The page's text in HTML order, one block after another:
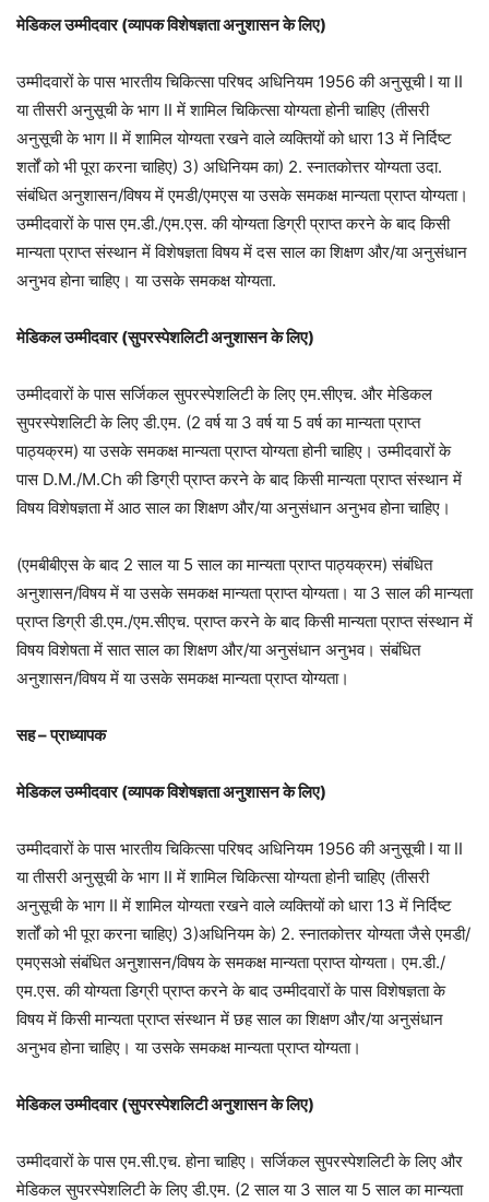
मेडिकल उम्मीदवार (व्यापक विशेषज्ञता अनुशासन के लिए)
उम्मीदवारों के पास भारतीय चिकित्सा परिषद अधिनियम 1956 की अनुसूची I या II
या तीसरी अनुसूची के भाग II में शामिल चिकित्सा योग्यता होनी चाहिए (तीसरी
अनुसूची के भाग II में शामिल योग्यता रखने वाले व्यक्तियों को धारा 13 में निर्दिष्ट
शर्तों को भी पूरा करना चाहिए) 3) अधिनियम का) 2. स्नातकोत्तर योग्यता उदा.
संबंधित अनुशासन/विषय में एमडी/एमएस या उसके समकक्ष मान्यता प्राप्त योग्यता।
उम्मीदवारों के पास एम.डी./एम.एस. की योग्यता डिग्री प्राप्त करने के बाद किसी
मान्यता प्राप्त संस्थान में विशेषज्ञता विषय में दस साल का शिक्षण और/या अनुसंधान
अनुभव होना चाहिए। या उसके समकक्ष योग्यता.
मेडिकल उम्मीदवार (सुपरस्पेशलिटी अनुशासन के लिए)
उम्मीदवारों के पास सर्जिकल सुपरस्पेशलिटी के लिए एम.सीएच. और मेडिकल
सुपरस्पेशलिटी के लिए डी.एम. (2 वर्ष या 3 वर्ष या 5 वर्ष का मान्यता प्राप्त
पाठ्यक्रम) या उसके समकक्ष मान्यता प्राप्त योग्यता होनी चाहिए। उम्मीदवारों के
पास D.M./M.Ch की डिग्री प्राप्त करने के बाद किसी मान्यता प्राप्त संस्थान में
विषय विशेषज्ञता में आठ साल का शिक्षण और/या अनुसंधान अनुभव होना चाहिए।
(एमबीबीएस के बाद 2 साल या 5 साल का मान्यता प्राप्त पाठ्यक्रम) संबंधित
अनुशासन/विषय में या उसके समकक्ष मान्यता प्राप्त योग्यता। या 3 साल की मान्यता
प्राप्त डिग्री डी.एम./एम.सीएच. प्राप्त करने के बाद किसी मान्यता प्राप्त संस्थान में
विषय विशेषता में सात साल का शिक्षण और/या अनुसंधान अनुभव। संबंधित
अनुशासन/विषय में या उसके समकक्ष मान्यता प्राप्त योग्यता।
सह – प्राध्यापक
मेडिकल उम्मीदवार (व्यापक विशेषज्ञता अनुशासन के लिए)
उम्मीदवारों के पास भारतीय चिकित्सा परिषद अधिनियम 1956 की अनुसूची I या II
या तीसरी अनुसूची के भाग II में शामिल चिकित्सा योग्यता होनी चाहिए (तीसरी
अनुसूची के भाग II में शामिल योग्यता रखने वाले व्यक्तियों को धारा 13 में निर्दिष्ट
शर्तों को भी पूरा करना चाहिए) 3)अधिनियम के) 2. स्नातकोत्तर योग्यता जैसे एमडी/
एमएसओ संबंधित अनुशासन/विषय के समकक्ष मान्यता प्राप्त योग्यता। एम.डी./
एम.एस. की योग्यता डिग्री प्राप्त करने के बाद उम्मीदवारों के पास विशेषज्ञता के
विषय में किसी मान्यता प्राप्त संस्थान में छह साल का शिक्षण और/या अनुसंधान
अनुभव होना चाहिए। या उसके समकक्ष मान्यता प्राप्त योग्यता।
मेडिकल उम्मीदवार (सुपरस्पेशलिटी अनुशासन के लिए)
उम्मीदवारों के पास एम.सी.एच. होना चाहिए। सर्जिकल सुपरस्पेशलिटी के लिए और
मेडिकल सुपरस्पेशलिटी के लिए डी.एम. (2 साल या 3 साल या 5 साल का मान्यता